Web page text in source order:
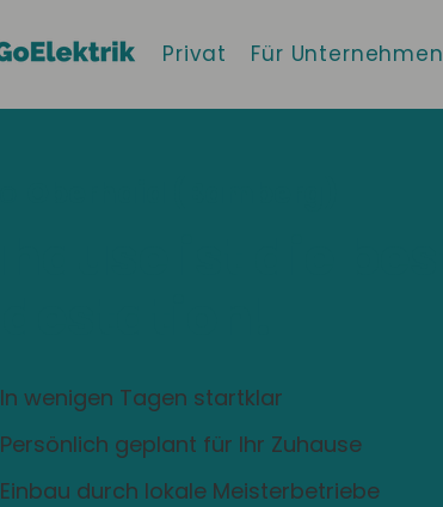
Privat Für Unternehmen
In wenigen Tagen startklar
Persönlich geplant für Ihr Zuhause
Einbau durch lokale Meisterbetriebe